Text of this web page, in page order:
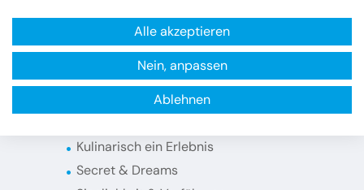
Highlights
Kulinarisch ein Erlebnis
Secret & Dreams
Alle akzeptieren
Nein, anpassen
Ablehnen